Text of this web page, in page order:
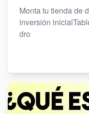
Monta tu tienda de
inversión
dro